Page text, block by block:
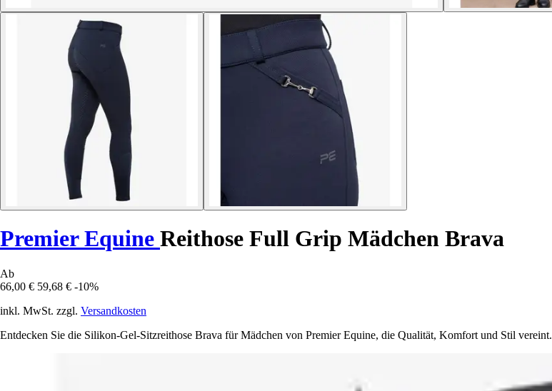
Premier Equine Reithose Full Grip Mädchen Brava
Ab
66,00 € 59,68 € -10%
inkl. MwSt. zzgl. Versandkosten
Entdecken Sie die Silikon-Gel-Sitzreithose Brava für Mädchen von Premier Equine, die Qualität, Komfort und Stil vereint.